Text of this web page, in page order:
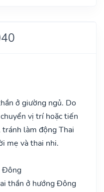
ở giường ngủ. Do
vị trí hoặc tiến
làm động Thai
mẹ và thai nhi.
Đông
thần ở hướng Đông